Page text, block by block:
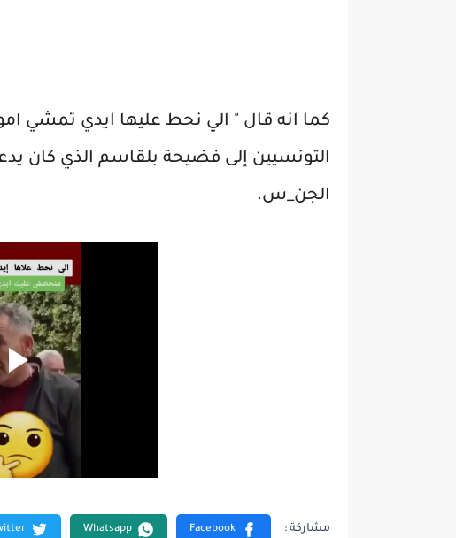
كما انه قال " الي نحط عليها ايدي تمشي
التونسيين إلى فضيحة بلقاسم الذي كان
الجن_س.